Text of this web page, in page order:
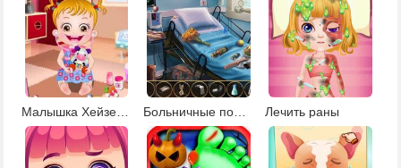
Малышка Хейзел на операции Больничные помощники Лечить раны